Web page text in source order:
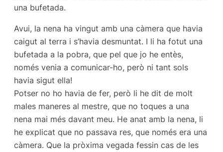
una bufetada.
Avui, la nena ha vingut amb una càmera que havia
caigut al terra i s’havia desmuntat. I li ha fotut una
bufetada a la pobra, que pel que jo he entès,
només venia a comunicar-ho, però ni tant sols
havia sigut ella!
Potser no ho havia de fer, però li he dit de molt
males maneres al mestre, que no toques a una
nena mai més davant meu. He anat amb la nena, li
he explicat que no passava res, que només era una
càmera. Que la pròxima vegada fessin cas de les